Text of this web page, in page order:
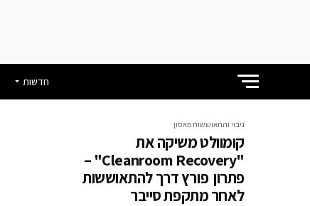
חדשות
גיבוי והתאוששות מאסון
קומוולט משיקה את
"Cleanroom Recovery" –
פתרון פורץ דרך להתאוששות
לאחר מתקפת סייבר